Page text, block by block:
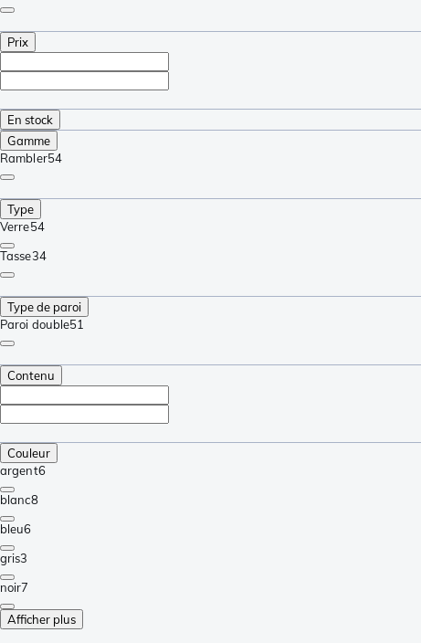
Prix
En stock
Gamme
Rambler54
Type
Verre54
Tasse34
Type de paroi
Paroi double51
Contenu
Couleur
argent6
blanc8
bleu6
gris3
noir7
Afficher plus